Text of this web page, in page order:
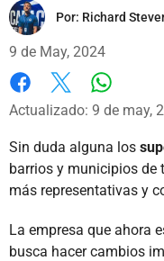
Por: Richard
9 de May, 2024
Facebook
X
Actualizado: 9 de may,
Sin duda alguna los
barrios y municipios de
más representativas y
La empresa que ahora
busca hacer cambios